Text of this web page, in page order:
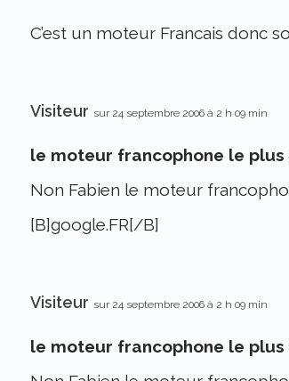
C’est un moteur Francais donc
Visiteur sur 24 septembre 2006 à 2 h 09 min
le moteur francophone le
Non Fabien le moteur
[B]google.FR[/B]
Visiteur sur 24 septembre 2006 à 2 h 09 min
le moteur francophone le